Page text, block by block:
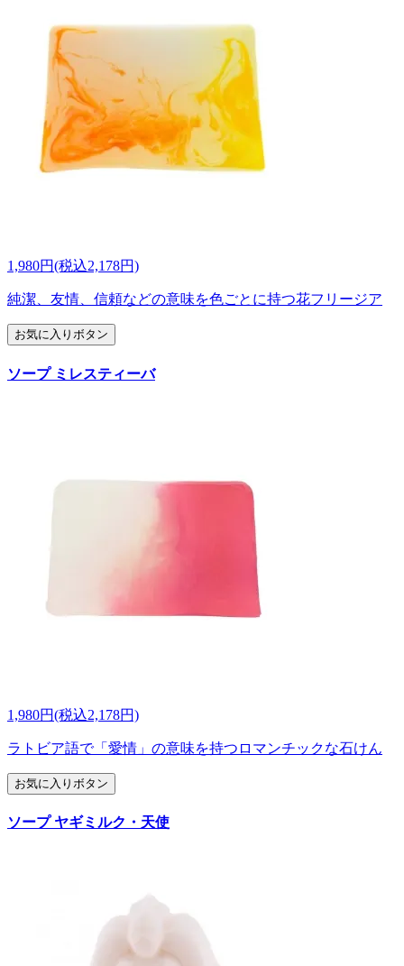
1,980円(税込2,178円)
純潔、友情、信頼などの意味を色ごとに持つ花フリージア
お気に入りボタン
ソープ ミレスティーバ
1,980円(税込2,178円)
ラトビア語で「愛情」の意味を持つロマンチックな石けん
お気に入りボタン
ソープ ヤギミルク・天使